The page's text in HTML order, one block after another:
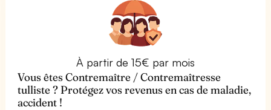
À partir de 15€ par mois
Vous êtes Contremaître / Contremaîtresse
tulliste ? Protégez vos revenus en cas de maladie,
accident !